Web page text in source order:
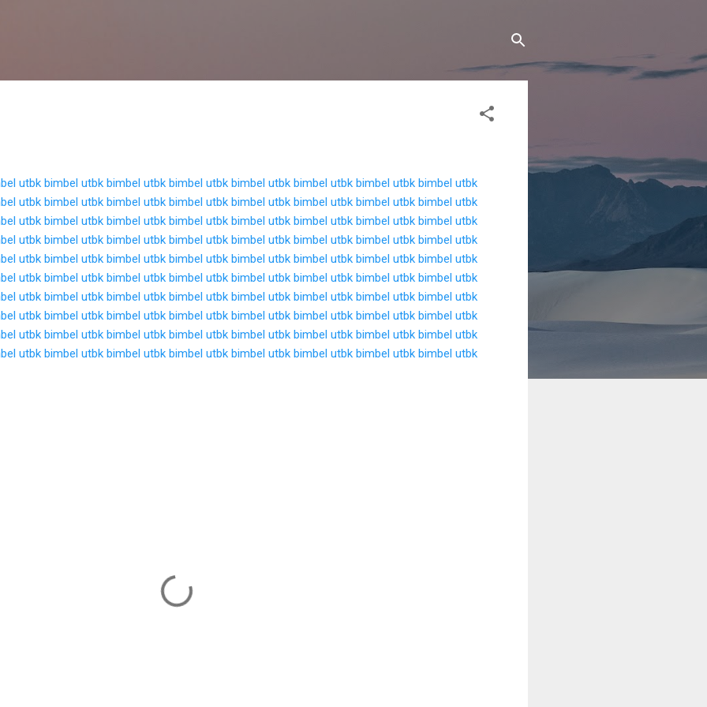
utbk bimbel utbk bimbel utbk bimbel utbk bimbel utbk bimbel utbk bimbel utbk bimbel utbk
utbk bimbel utbk bimbel utbk bimbel utbk bimbel utbk bimbel utbk bimbel utbk bimbel utbk
utbk bimbel utbk bimbel utbk bimbel utbk bimbel utbk bimbel utbk bimbel utbk bimbel utbk
utbk bimbel utbk bimbel utbk bimbel utbk bimbel utbk bimbel utbk bimbel utbk bimbel utbk
utbk bimbel utbk bimbel utbk bimbel utbk bimbel utbk bimbel utbk bimbel utbk bimbel utbk
utbk bimbel utbk bimbel utbk bimbel utbk bimbel utbk bimbel utbk bimbel utbk bimbel utbk
utbk bimbel utbk bimbel utbk bimbel utbk bimbel utbk bimbel utbk bimbel utbk bimbel utbk
utbk bimbel utbk bimbel utbk bimbel utbk bimbel utbk bimbel utbk bimbel utbk bimbel utbk
utbk bimbel utbk bimbel utbk bimbel utbk bimbel utbk bimbel utbk bimbel utbk bimbel utbk
utbk bimbel utbk bimbel utbk bimbel utbk bimbel utbk bimbel utbk bimbel utbk bimbel utbk